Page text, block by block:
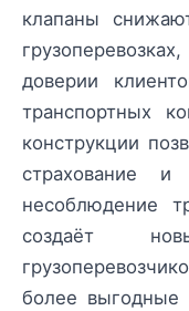
клапаны
доверии
транспортных
конструкции
страхование
несоблюдение
создаёт
более выгодные